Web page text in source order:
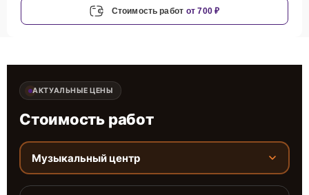
Стоимость работ от 700 ₽
АКТУАЛЬНЫЕ ЦЕНЫ
Стоимость работ
Музыкальный центр